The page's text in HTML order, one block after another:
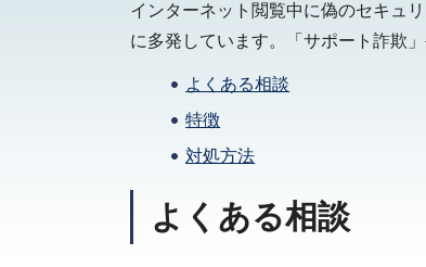
インターネット閲覧中に偽のセキュ
に多発しています。「サポート詐欺
よくある相談
特徴
対処方法
よくある相談